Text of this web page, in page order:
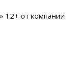
12+ от компании